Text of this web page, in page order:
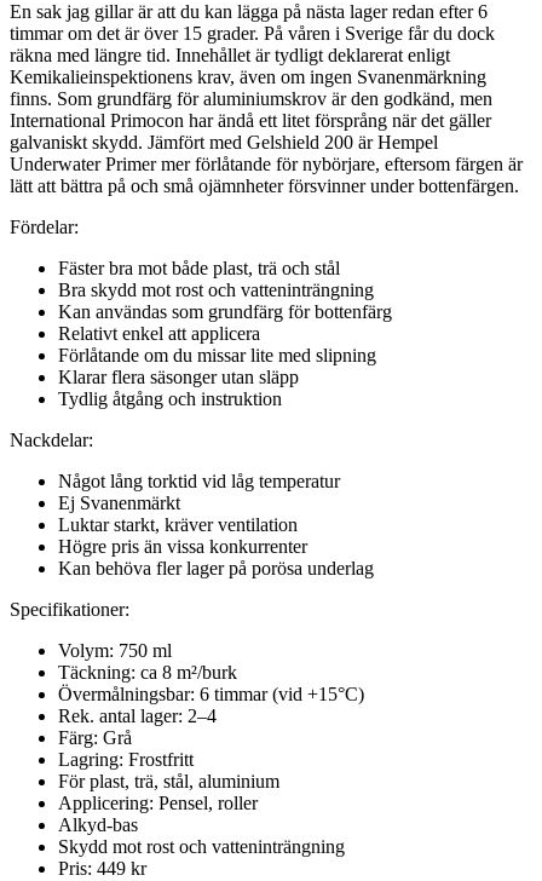
En sak jag gillar är att du kan lägga på nästa lager redan efter 6
timmar om det är över 15 grader. På våren i Sverige får du dock
räkna med längre tid. Innehållet är tydligt deklarerat enligt
Kemikalieinspektionens krav, även om ingen Svanenmärkning
finns. Som grundfärg för aluminiumskrov är den godkänd, men
International Primocon har ändå ett litet försprång när det gäller
galvaniskt skydd. Jämfört med Gelshield 200 är Hempel
Underwater Primer mer förlåtande för nybörjare, eftersom färgen är
lätt att bättra på och små ojämnheter försvinner under bottenfärgen.
Fördelar:
Fäster bra mot både plast, trä och stål
Bra skydd mot rost och vatteninträngning
Kan användas som grundfärg för bottenfärg
Relativt enkel att applicera
Förlåtande om du missar lite med slipning
Klarar flera säsonger utan släpp
Tydlig åtgång och instruktion
Nackdelar:
Något lång torktid vid låg temperatur
Ej Svanenmärkt
Luktar starkt, kräver ventilation
Högre pris än vissa konkurrenter
Kan behöva fler lager på porösa underlag
Specifikationer:
Volym: 750 ml
Täckning: ca 8 m²/burk
Övermålningsbar: 6 timmar (vid +15°C)
Rek. antal lager: 2–4
Färg: Grå
Lagring: Frostfritt
För plast, trä, stål, aluminium
Applicering: Pensel, roller
Alkyd-bas
Skydd mot rost och vatteninträngning
Pris: 449 kr